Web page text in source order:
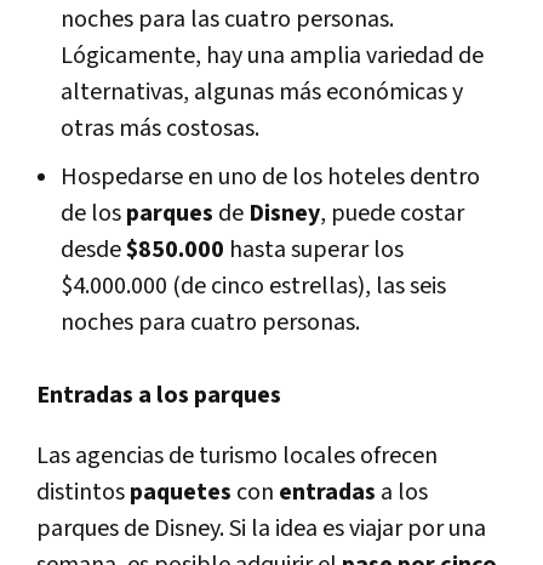
noches para las cuatro personas.
Lógicamente, hay una amplia variedad de
alternativas, algunas más económicas y
otras más costosas.
Hospedarse en uno de los hoteles dentro
de losparques de Disney, puede costar
desde$850.000 hasta superar los
$4.000.000 (de cinco estrellas), las seis
noches para cuatro personas.
Entradas a los parques
Las agencias de turismo locales ofrecen
distintospaquetes con entradas a los
parques de Disney. Si la idea es viajar por una